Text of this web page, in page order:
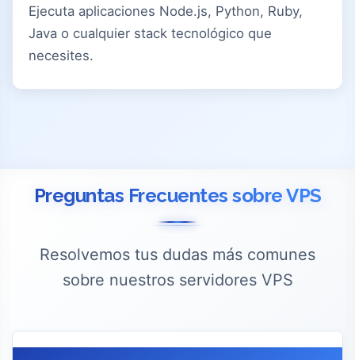
Ejecuta aplicaciones Node.js, Python, Ruby,
Java o cualquier stack tecnológico que
necesites.
Preguntas Frecuentes sobre VPS
Resolvemos tus dudas más comunes
sobre nuestros servidores VPS